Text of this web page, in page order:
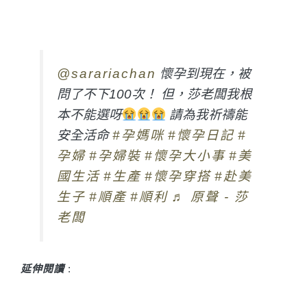
@sarariachan 懷孕到現在，被
問了不下100次！ 但，莎老闆我根
本不能選呀
請為我祈禱能
安全活命#孕媽咪 #懷孕日記 #
孕婦 #孕婦裝 #懷孕大小事 #美
國生活 #生產 #懷孕穿搭 #赴美
生子 #順產 #順利 ♬ 原聲 - 莎
老闆
延伸閱讀: